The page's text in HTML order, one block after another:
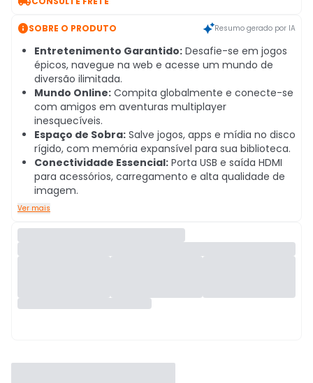
SOBRE O PRODUTO Resumo gerado por IA
Entretenimento Garantido: Desafie-se em jogos
épicos, navegue na web e acesse um mundo de
diversão ilimitada.
Mundo Online: Compita globalmente e conecte-se
com amigos em aventuras multiplayer
inesquecíveis.
Espaço de Sobra: Salve jogos, apps e mídia no disco
rígido, com memória expansível para sua biblioteca.
Conectividade Essencial: Porta USB e saída HDMI
para acessórios, carregamento e alta qualidade de
imagem.
Ver mais